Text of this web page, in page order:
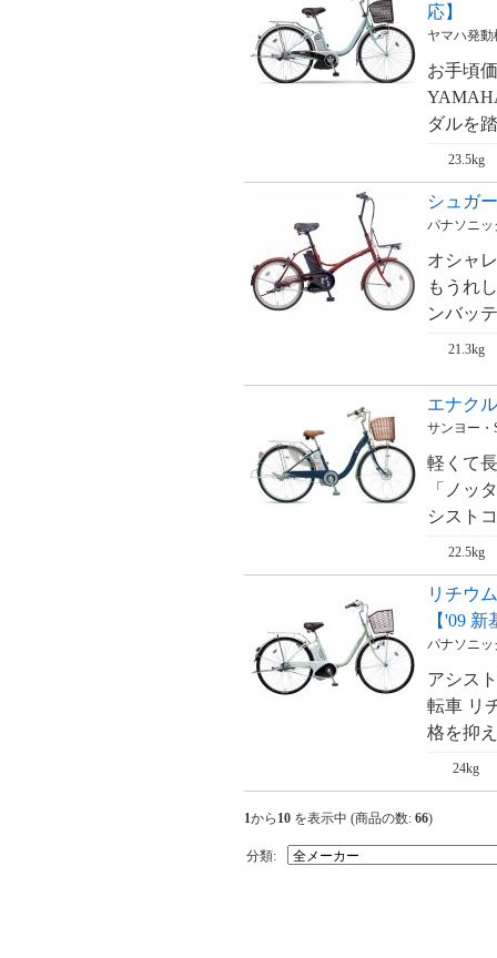
応】
ヤマハ発
お手頃
ダルを
23.5kg
シュガ
パナソニッ
オシャ
もうれ
ンバッ
21.3kg
エナク
サンヨー
軽くて
「ノッ
シスト
22.5kg
リチウ
【'09
パナソニッ
アシス
転車 リ
格を抑
24kg
1から 10 を表示中 (商品の数: 66)
分類: